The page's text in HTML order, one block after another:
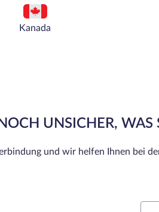
Kanada
UNSICHER, WAS
und wir helfen Ihnen bei